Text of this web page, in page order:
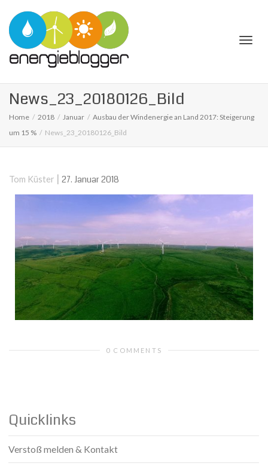
News_23_20180126_Bild
Home 2018 Januar
Ausbau der Windenergie an Land 2017: Steigerung
um 15 %
News_23_20180126_Bild
Tom Küster | 27. Januar 2018
0 COMMENTS
Quicklinks
Verstoß melden & Kontakt